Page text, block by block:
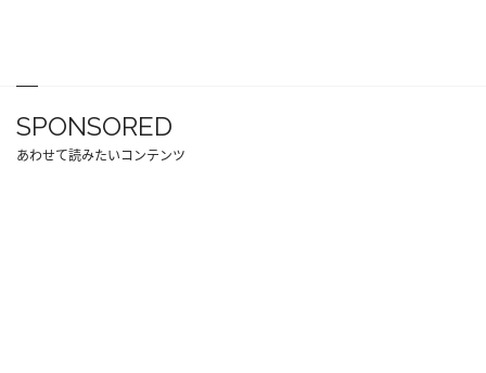
SPONSORED
あわせて読みたいコンテンツ